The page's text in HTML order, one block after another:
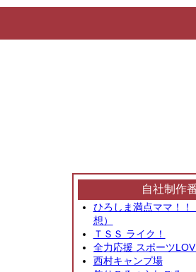
自社制作
ひろしま満点ママ！！
想）
ＴＳＳ ライク！
全力応援 スポーツ
西村キャンプ場